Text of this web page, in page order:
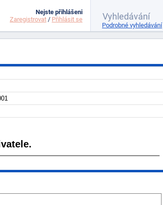
Nejste přihlášeni
Zaregistrovat / Přihlásit se
Podrobné vyhledávání